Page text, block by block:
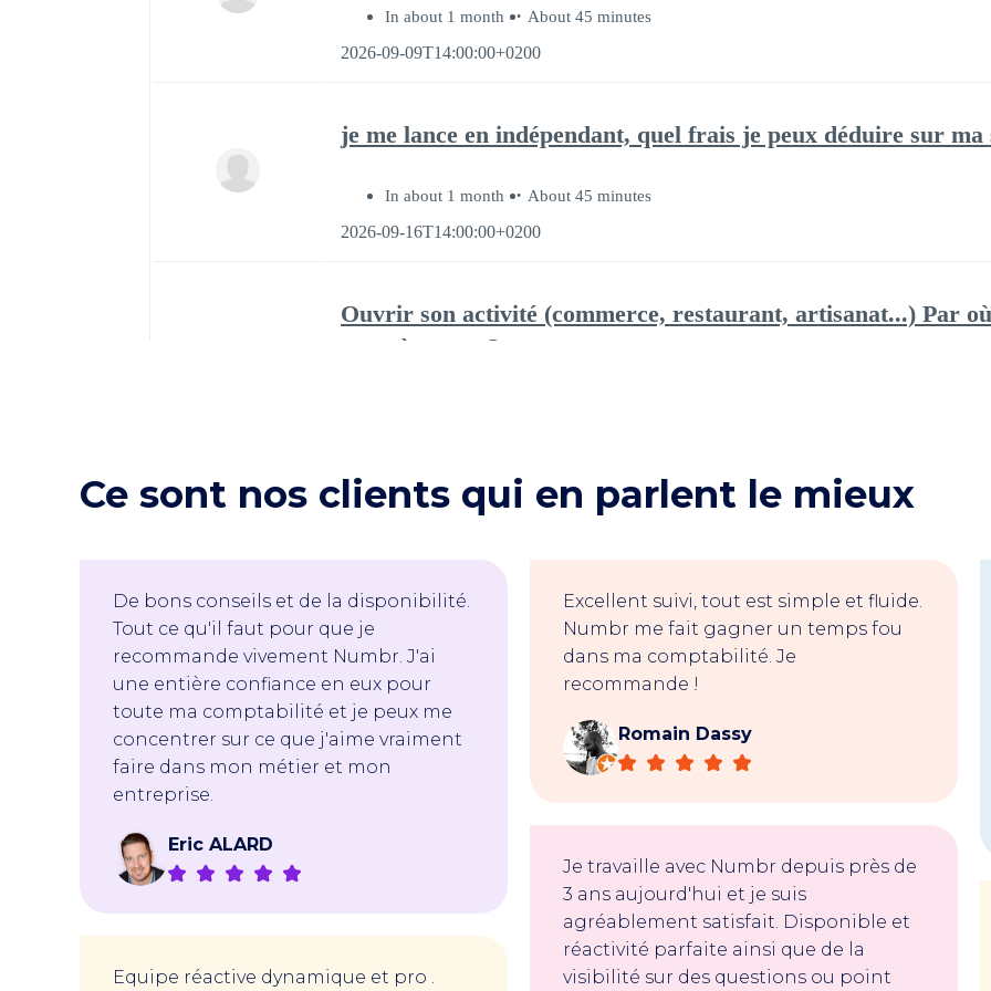
Ce sont nos clients qui en parlent le mieux
De bons conseils et de la disponibilité.
Tout ce qu'il faut pour que je
recommande vivement Numbr. J'ai
une entière confiance en eux pour
toute ma comptabilité et je peux me
concentrer sur ce que j'aime vraiment
faire dans mon métier et mon
entreprise.
Eric ALARD
Equipe réactive dynamique et pro .
Excellent suivi, tout est simple et fluide.
Numbr me fait gagner un temps fou
dans ma comptabilité. Je
recommande !
Romain Dassy
Je travaille avec Numbr depuis près de
3 ans aujourd'hui et je suis
agréablement satisfait. Disponible et
réactivité parfaite ainsi que de la
visibilité sur des questions ou point